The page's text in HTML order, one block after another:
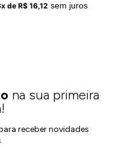
de R$ 16,12 sem juros
na sua primeira
receber novidades